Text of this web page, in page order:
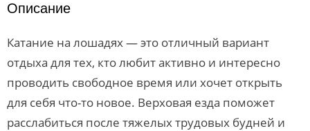
Описание
Катание на лошадях — это отличный вариант
отдыха для тех, кто любит активно и интересно
проводить свободное время или хочет открыть
для себя что-то новое. Верховая езда поможет
расслабиться после тяжелых трудовых будней и